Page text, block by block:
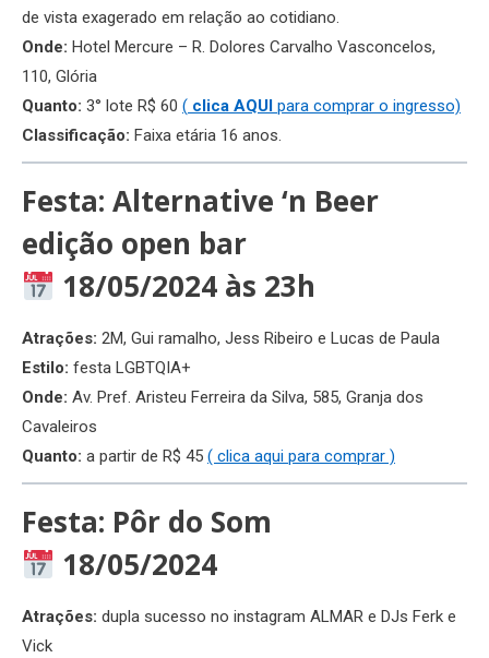
de vista exagerado em relação ao cotidiano.
Onde: Hotel Mercure – R. Dolores Carvalho Vasconcelos,
110, Glória
Quanto: 3° lote R$ 60 ( clica AQUI para comprar o ingresso)
Classificação: Faixa etária 16 anos.
Festa: Alternative ‘n Beer
edição open bar
18/05/2024 às 23h
Atrações: 2M, Gui ramalho, Jess Ribeiro e Lucas de Paula
Estilo: festa LGBTQIA+
Onde: Av. Pref. Aristeu Ferreira da Silva, 585, Granja dos
Cavaleiros
Quanto: a partir de R$ 45 ( clica aqui para comprar )
Festa: Pôr do Som
18/05/2024
Atrações: dupla sucesso no instagram ALMAR e DJs Ferk e
Vick